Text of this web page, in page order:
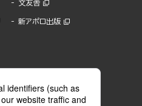
文友舎
新アポロ出版